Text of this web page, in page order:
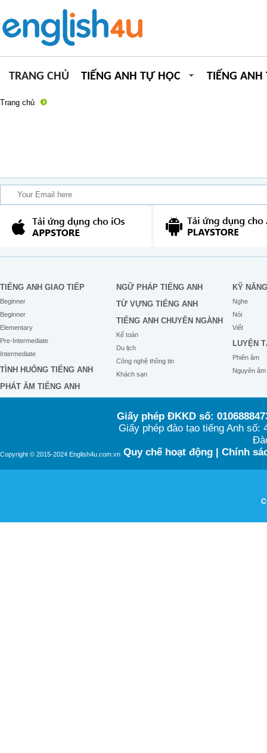
TRANG CHỦ TIẾNG ANH TỰ HỌC TIẾNG ANH
Trang chủ
TIẾNG ANH GIAO TIẾP
Beginner
Beginner
Elementary
Pre-Intermediate
Intermediate
TÌNH HUỐNG TIẾNG ANH
PHÁT ÂM TIẾNG ANH
NGỮ PHÁP TIẾNG ANH
TỪ VỰNG TIẾNG ANH
TIẾNG ANH CHUYÊN NGÀNH
Kế toán
Du lịch
Công nghệ thông tin
Khách sạn
KỸ NĂNG
Nghe
Nói
Viết
LUYỆN
Phiên âm
Nguyên âm
Copyright © 2015-2024 English4u.com.vn
Giấy phép ĐKKD số:
Giấy phép đào tạo tiếng Anh
Quy chế hoạt động| Chính